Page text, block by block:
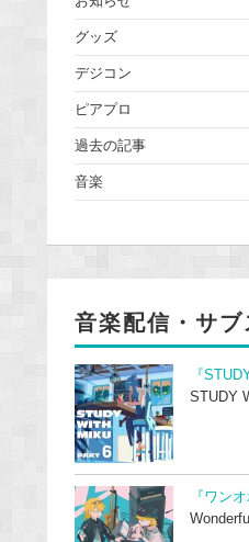
グッズ
デジコン
ピアプロ
過去の記事
音楽
音楽配信・サブ
『
STUDY
『ワン